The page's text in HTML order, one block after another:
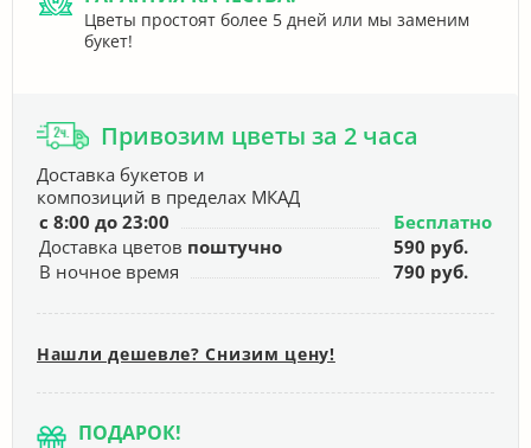
Цветы простоят более 5 дней или мы заменим
букет!
Привозим цветы за 2 часа
Доставка букетов и
композиций в пределах МКАД
с 8:00 до 23:00
Бесплатно
Доставка цветов поштучно
590 руб.
В ночное время
790 руб.
Нашли дешевле? Снизим цену!
ПОДАРОК!